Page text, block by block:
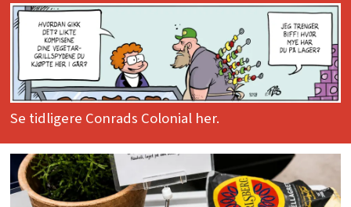
Se tidligere Conrads Colonial her.